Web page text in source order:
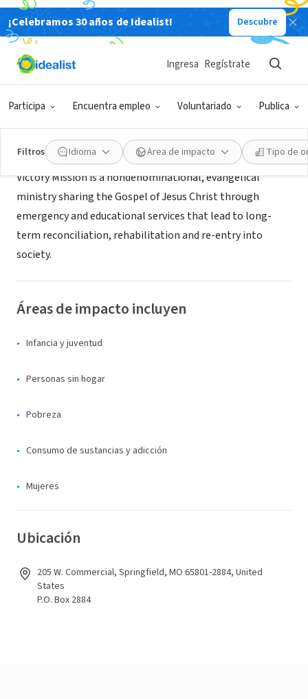
¡Celebramos 30 años de Idealist! Descubre
Participa Encuentra empleo Voluntariado Publica
Ingresa Regístrate
Filtros Idioma Área de impacto Tipo de
ORGANIZACIÓN SIN FIN DE LUCRO
Springfield Victory Mission
Acerca de
Victory Mission is a nondenominational, evangelical
ministry sharing the Gospel of Jesus Christ through
emergency and educational services that lead to long-
term reconciliation, rehabilitation and re-entry into
society.
Áreas de impacto incluyen
Infancia y juventud
Personas sin hogar
Pobreza
Consumo de sustancias y adicción
Mujeres
Ubicación
205 W. Commercial, Springfield, MO 65801-2884, United
States
P.O. Box 2884